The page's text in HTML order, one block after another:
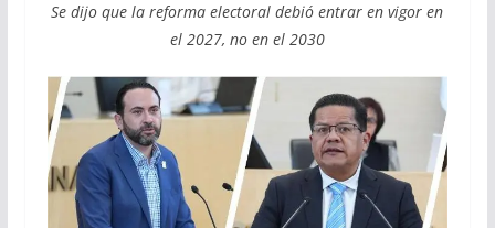
Se dijo que la reforma electoral debió entrar en vigor en
el 2027, no en el 2030